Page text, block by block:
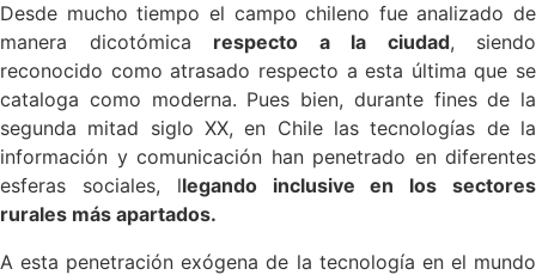
Desde mucho tiempo el campo chileno fue analizado de
manera dicotómica respecto a la ciudad, siendo
reconocido como atrasado respecto a esta última que se
cataloga como moderna. Pues bien, durante fines de la
segunda mitad siglo XX, en Chile las tecnologías de la
información y comunicación han penetrado en diferentes
esferas sociales, llegando inclusive en los sectores
rurales más apartados.
A esta penetración exógena de la tecnología en el mundo